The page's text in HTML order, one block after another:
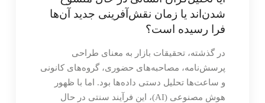
شدن‌اند یا زمان نقش‌آفرینی جدید آن‌ها
فرا رسیده است؟
در گذشته، تحقیقات بازار به معنای طراحی
پرسش‌نامه، مصاحبه‌های حضوری، گروه‌های کانونی
و ساعت‌ها تحلیل دستی داده‌ها بود. اما با ظهور
هوش مصنوعی (AI)، این فرآیند سنتی در حال